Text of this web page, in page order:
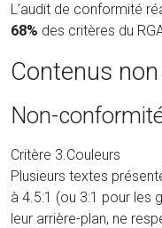
L’audit de conformité
68% des critères du
Contenus
Non-
Critère 3.Couleurs
Plusieurs textes
à 4.5:1 (ou 3:1 pour les
leur arrière-plan, ne